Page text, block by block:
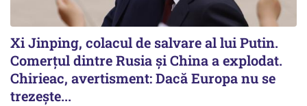
Xi Jinping, colacul de salvare al lui Putin.
Comerțul dintre Rusia și China a explodat.
Chirieac, avertisment: Dacă Europa nu se
trezește...